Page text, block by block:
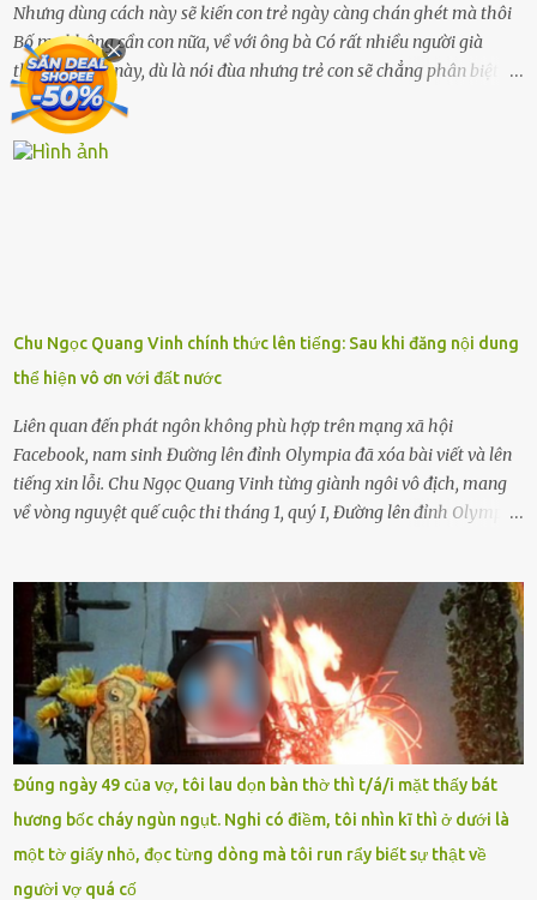
Nhưng dùng cách này sẽ kiến con trẻ ngày càng chán ghét mà thôi
Bố mẹ không cần con nữa, về với ông bà Có rất nhiều người già
thích nói câu này, dù là nói đùa nhưng trẻ con sẽ chẳng phân biệt
được nên chúng sẽ cực kỳ buồn. Đôi khi con cái phải rời xa cha mẹ,
sống với người già, lúc này con rất buồn. Thế nên người lớn hãy
khuyên nhủ con thật cẩn thận. Nếu cháu không nghe lời, cảnh sát
để được giúp đỡ thì có thể sẽ bỏ lỡ cơ hội và gặp nguy hiểm. Trẻ con
có biết gì đâu Nhiều người cứ coi trẻ còn nhỏ nên dù có phạm sai
lầm, thì họ cũng không trách mắng. Nhưng nếu người lớn tuổi
không dạy con cẩn...
Chu Ngọc Quang Vinh chính thức lên tiếng: Sau khi đăng nội dung
thể hiện vô ơn với đất nước
Liên quan đến phát ngôn không phù hợp trên mạng xã hội
Facebook, nam sinh Đường lên đỉnh Olympia đã xóa bài viết và lên
tiếng xin lỗi. Chu Ngọc Quang Vinh từng giành ngôi vô địch, mang
về vòng nguyệt quế cuộc thi tháng 1, quý I, Đường lên đỉnh Olympia.
chưa phù hợp, gây xôn xao, bức xúc trong dư luận. Ngay sau đó,
Trường THPT Chuyên Nguyễn Tất Thành báo cáo xác nhận tài
khoản Chu Vinh là của học sinh Chu Ngọc Quang Vinh, lớp 12 Anh
của nhà trường. Nam sinh này từng giành ngôi vô địch, mang về
vòng nguyệt quế cuộc thi tháng 1, quý I, Đường lên đỉnh Olympia
năm thứ 24. Quá trình giáo dục, học sinh Chu Ngọc Quang Vinh đã
nhận thức được nội dung bài viết của bản thân trên mạng xã hội
ngày 1.9 là chưa phù hợp nên đã chủ động gỡ bài viết và đăng bài
xin lỗi trên trang Facebook cá nhân. Chu Ngọc Quang Vinh làm việc
với cơ quan chức năng. Ảnh: Đơn vị cung...
Đúng ngày 49 của vợ, tôi lau dọn bàn thờ thì t/á/i mặt thấy bát
hương bốc cháy ngùn ngụt. Nghi có điềm, tôi nhìn kĩ thì ở dưới là
một tờ giấy nhỏ, đọc từng dòng mà tôi run rẩy biết sự thật về
người vợ quá cố